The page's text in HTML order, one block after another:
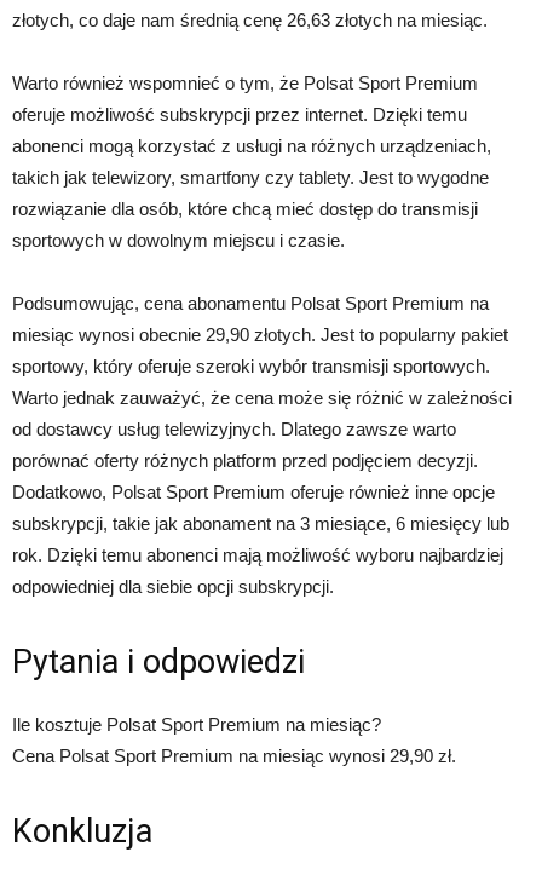
złotych, co daje nam średnią cenę 26,63 złotych na miesiąc.
Warto również wspomnieć o tym, że Polsat Sport Premium
oferuje możliwość subskrypcji przez internet. Dzięki temu
abonenci mogą korzystać z usługi na różnych urządzeniach,
takich jak telewizory, smartfony czy tablety. Jest to wygodne
rozwiązanie dla osób, które chcą mieć dostęp do transmisji
sportowych w dowolnym miejscu i czasie.
Podsumowując, cena abonamentu Polsat Sport Premium na
miesiąc wynosi obecnie 29,90 złotych. Jest to popularny pakiet
sportowy, który oferuje szeroki wybór transmisji sportowych.
Warto jednak zauważyć, że cena może się różnić w zależności
od dostawcy usług telewizyjnych. Dlatego zawsze warto
porównać oferty różnych platform przed podjęciem decyzji.
Dodatkowo, Polsat Sport Premium oferuje również inne opcje
subskrypcji, takie jak abonament na 3 miesiące, 6 miesięcy lub
rok. Dzięki temu abonenci mają możliwość wyboru najbardziej
odpowiedniej dla siebie opcji subskrypcji.
Pytania i odpowiedzi
Ile kosztuje Polsat Sport Premium na miesiąc?
Cena Polsat Sport Premium na miesiąc wynosi 29,90 zł.
Konkluzja